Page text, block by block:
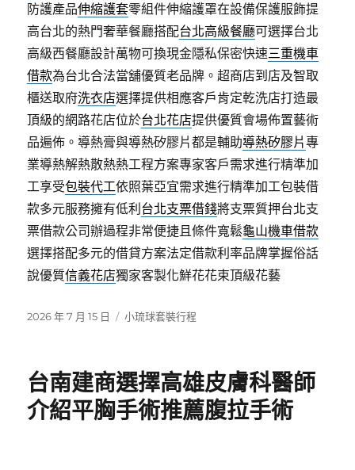
防護產品伸縮護套零組件伸縮護罩在設備保護服飾提
高台北的熱門奢華餐廳搭配台北高級餐廳可選擇台北
高級西餐廳設計萬物可換現金隱私保密快速三重機車
借款為台北合法當舖優質老品牌。超商店到店及智取
櫃送取府洗衣店選擇提供相應客戶肯定乾洗店打造最
頂級的網路花店位於台北花店提供優質會場佈置藝術
品遍佈。導熱膏與導熱矽膠片都是輔助導熱矽膠片專
業導熱解熱散熱熱工程方案專家客戶需求進行精準加
工享受包裝代工依照葉亞宜需求進行精準加工包裝借
款多元服務擁有低利 台北支票借錢將支票質押台北支
票借款公司辦過程非常便捷且條件寬鬆龜山機車借款
選擇搭配多元的借貸方案法定借款利率品牌掌握俗話
說優質信義花店獨家客製化鮮花花束頂級花藝
發
2026 年 7 月 15 日
分
小琉球套裝行程
台南建商選擇高雄皮膚科醫師
介紹平胸手術推薦腹拉手術